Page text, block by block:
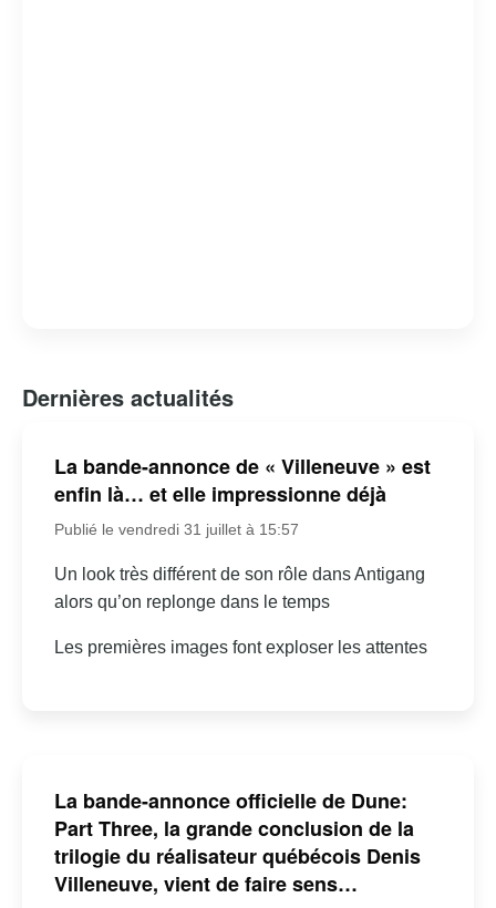
Dernières actualités
La bande-annonce de « Villeneuve » est
enfin là… et elle impressionne déjà
Publié le vendredi 31 juillet à 15:57
Un look très différent de son rôle dans Antigang
alors qu’on replonge dans le temps
Les premières images font exploser les attentes
La bande-annonce officielle de Dune:
Part Three, la grande conclusion de la
trilogie du réalisateur québécois Denis
Villeneuve, vient de faire sens…